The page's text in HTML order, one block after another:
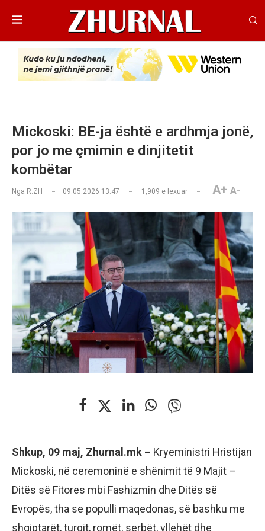
Mickoski: BE-ja është e ardhmja jonë,
por jo me çmimin e dinjitetit
kombëtar
Nga R.ZH 09.05.2026 13:47 1,909 e lexuar A+ A-
Shkup, 09 maj, Zhurnal.mk – Kryeministri Hristijan
Mickoski, në ceremoninë e shënimit të 9 Majit –
Ditës së Fitores mbi Fashizmin dhe Ditës së
Evropës, tha se populli maqedonas, së bashku me
shqiptarët, turqit, romët, serbët, vllehët dhe